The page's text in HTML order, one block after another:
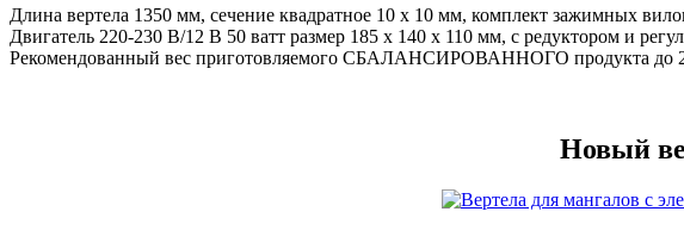
Длина вертела 1350 мм, сечение квадратное 10 х 10 мм, комплект зажимных
Двигатель 220-230 В/12 В 50 ватт размер 185 х 140 х 110 мм, с редуктором и
Рекомендованный вес приготовляемого СБАЛАНСИРОВАННОГО продукта до
Новый